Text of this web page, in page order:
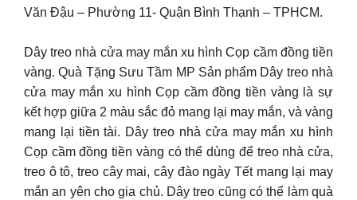
Văn Đậu – Phường 11- Quận Bình Thạnh – TPHCM.
Dây treo nhà cửa may mắn xu hình Cọp cầm đồng tiền
vàng. Quà Tặng Sưu Tầm MP Sản phẩm Dây treo nhà
cửa may mắn xu hình Cọp cầm đồng tiền vàng là sự
kết hợp giữa 2 màu sắc đỏ mang lại may mắn, và vàng
mang lại tiền tài. Dây treo nhà cửa may mắn xu hình
Cọp cầm đồng tiền vàng có thể dùng để treo nhà cửa,
treo ô tô, treo cây mai, cây đào ngày Tết mang lại may
mắn an yên cho gia chủ. Dây treo cũng có thể làm quà